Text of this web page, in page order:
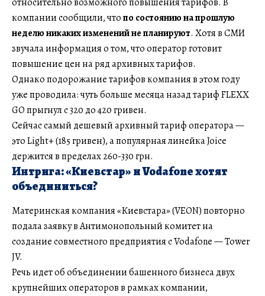
компании сообщили, чтопо состоянию на прошлую
неделю никаких изменений не планируют. Хотя в СМИ
звучала информация о том, что оператор готовит
повышение цен на ряд архивных тарифов.
Однако подорожание тарифов компания в этом году
уже проводила: чуть больше месяца назад тариф FLEXX
GO прыгнул с 320 до 420 гривен.
Сейчас самый дешевый архивный тариф оператора —
это Light+ (185 гривен), а популярная линейка Joice
держится в пределах 260-330 грн.
Интрига: «Киевстар» и Vodafone хотят
объединиться?
Материнская компания «Киевстара» (VEON) повторно
подала заявку в Антимонопольный комитет на
создание совместного предприятия с Vodafone — Tower
JV.
Речь идет об объединении башенного бизнеса двух
крупнейших операторов в рамках компании,